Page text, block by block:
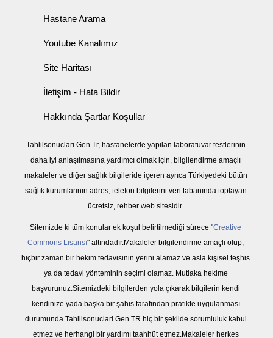
Hastane Arama
Youtube Kanalımız
Site Haritası
İletişim - Hata Bildir
Hakkında Şartlar Koşullar
Tahlilsonuclari.Gen.Tr, hastanelerde yapılan laboratuvar testlerinin
daha iyi anlaşılmasına yardımcı olmak için, bilgilendirme amaçlı
makaleler ve diğer sağlık bilgileride içeren ayrıca Türkiyedeki bütün
sağlık kurumlarının adres, telefon bilgilerini veri tabanında toplayan
ücretsiz, rehber web sitesidir.
Sitemizde ki tüm konular ek koşul belirtilmediği sürece "Creative
Commons Lisansı" altındadır.Makaleler bilgilendirme amaçlı olup,
hiçbir zaman bir hekim tedavisinin yerini alamaz ve asla kişisel teşhis
ya da tedavi yönteminin seçimi olamaz. Mutlaka hekime
başvurunuz.Sitemizdeki bilgilerden yola çıkarak bilgilerin kendi
kendinize yada başka bir şahıs tarafından pratikte uygulanması
durumunda Tahlilsonuclari.Gen.TR hiç bir şekilde sorumluluk kabul
etmez ve herhangi bir yardımı taahhüt etmez.Makaleler herkes